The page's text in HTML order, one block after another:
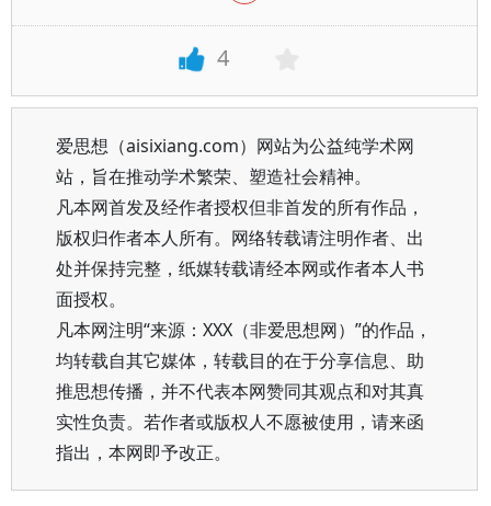
4
爱思想（aisixiang.com）网站为公益纯学术网
站，旨在推动学术繁荣、塑造社会精神。
凡本网首发及经作者授权但非首发的所有作品，
版权归作者本人所有。网络转载请注明作者、出
处并保持完整，纸媒转载请经本网或作者本人书
面授权。
凡本网注明“来源：XXX（非爱思想网）”的作品，
均转载自其它媒体，转载目的在于分享信息、助
推思想传播，并不代表本网赞同其观点和对其真
实性负责。若作者或版权人不愿被使用，请来函
指出，本网即予改正。